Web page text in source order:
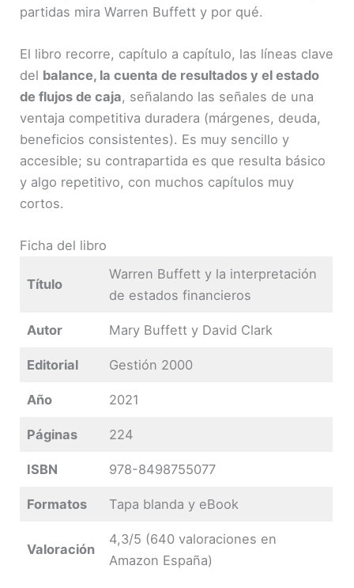
partidas mira Warren Buffett y por qué.
El libro recorre, capítulo a capítulo, las líneas clave
del balance, la cuenta de resultados y el estado
de flujos de caja, señalando las señales de una
ventaja competitiva duradera (márgenes, deuda,
beneficios consistentes). Es muy sencillo y
accesible; su contrapartida es que resulta básico
y algo repetitivo, con muchos capítulos muy
cortos.
Ficha del libro
Título
Warren Buffett y la interpretación
de estados financieros
Autor Mary Buffett y David Clark
Editorial Gestión 2000
Año 2021
Páginas 224
ISBN 978-8498755077
Formatos Tapa blanda y eBook
Valoración
4,3/5 (640 valoraciones en
Amazon España)